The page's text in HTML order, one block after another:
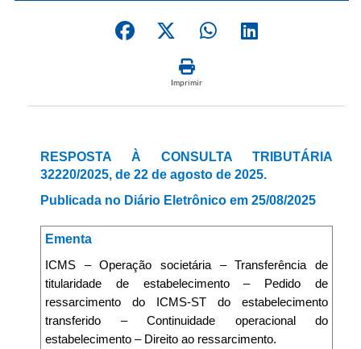
Imprimir
RESPOSTA À CONSULTA TRIBUTÁRIA
32220/2025, de 22 de agosto de 2025.
Publicada no Diário Eletrônico em 25/08/2025
Ementa
ICMS – Operação societária – Transferência de
titularidade de estabelecimento – Pedido de
ressarcimento do ICMS-ST do estabelecimento
transferido – Continuidade operacional do
estabelecimento – Direito ao ressarcimento.